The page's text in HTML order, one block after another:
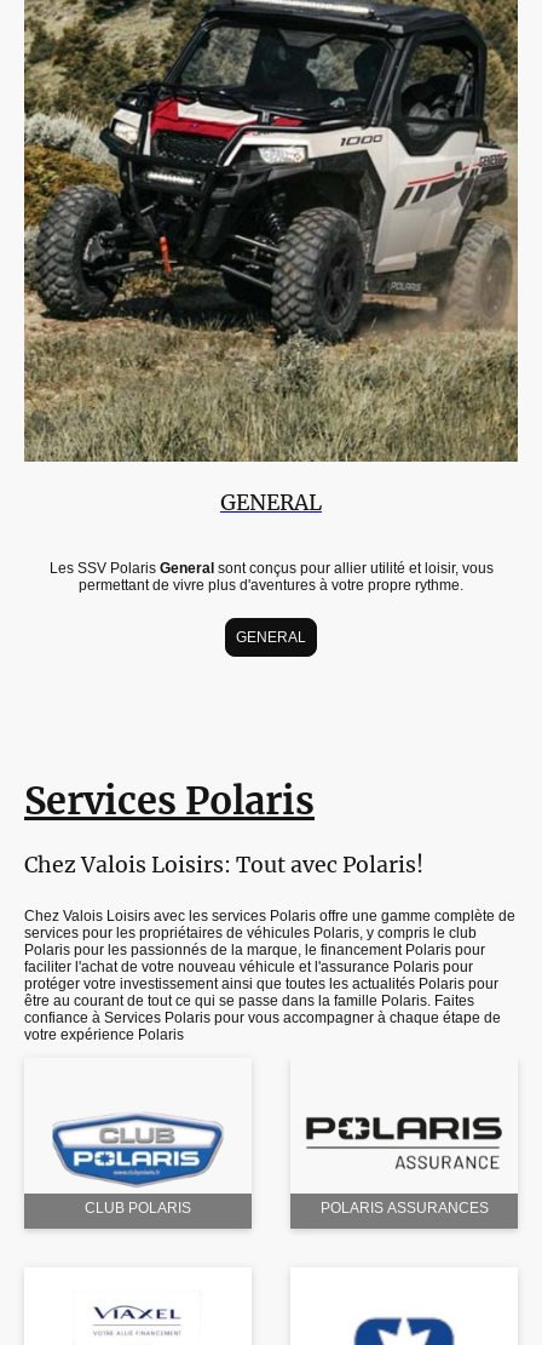
GENERAL
Les SSV Polaris General sont conçus pour allier utilité et loisir, vous
permettant de vivre plus d'aventures à votre propre rythme.
GENERAL
Services Polaris
Chez Valois Loisirs: Tout avec Polaris!
Chez Valois Loisirs avec les services Polaris offre une gamme complète de
services pour les propriétaires de véhicules Polaris, y compris le club
Polaris pour les passionnés de la marque, le financement Polaris pour
faciliter l'achat de votre nouveau véhicule et l'assurance Polaris pour
protéger votre investissement ainsi que toutes les actualités Polaris pour
être au courant de tout ce qui se passe dans la famille Polaris. Faites
confiance à Services Polaris pour vous accompagner à chaque étape de
votre expérience Polaris
CLUB POLARIS POLARIS ASSURANCES